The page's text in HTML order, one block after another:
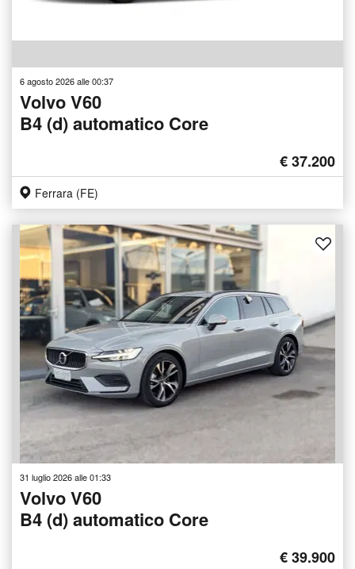
6 agosto 2026 alle 00:37
Volvo V60
B4 (d) automatico Core
€ 37.200
Ferrara (FE)
31 luglio 2026 alle 01:33
Volvo V60
B4 (d) automatico Core
€ 39.900